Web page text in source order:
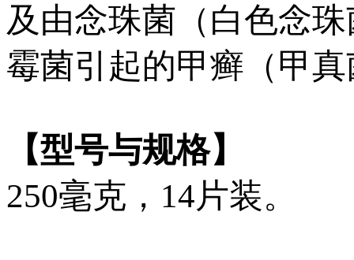
及由念珠菌（白色念
霉菌引起的甲癣（甲
【型号与规格】
250毫克，14片装。